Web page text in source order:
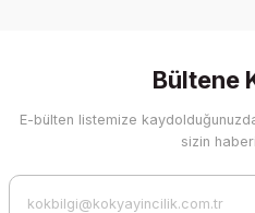
Bültene
E-bülten listemize
sizin